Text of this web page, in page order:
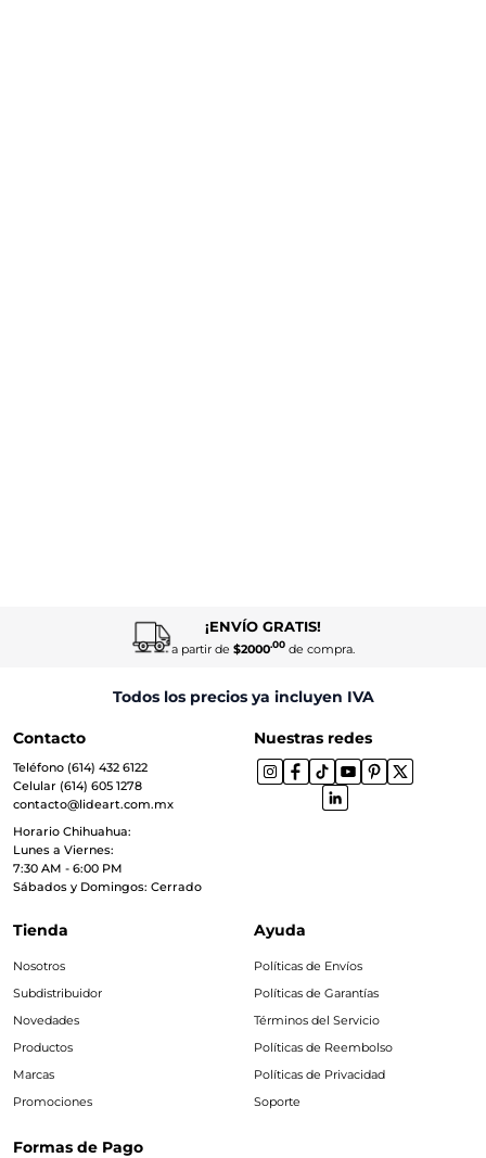
¡ENVÍO GRATIS!
a partir de $2000.00de compra.
Todos los precios ya incluyen IVA
Contacto
Teléfono (614) 432 6122
Celular (614) 605 1278
contacto@lideart.com.mx
Horario Chihuahua:
Lunes a Viernes:
7:30 AM - 6:00 PM
Sábados y Domingos: Cerrado
Nuestras redes
Tienda
Nosotros
Subdistribuidor
Novedades
Productos
Marcas
Promociones
Ayuda
Políticas de Envíos
Políticas de Garantías
Términos del Servicio
Políticas de Reembolso
Políticas de Privacidad
Soporte
Formas de Pago